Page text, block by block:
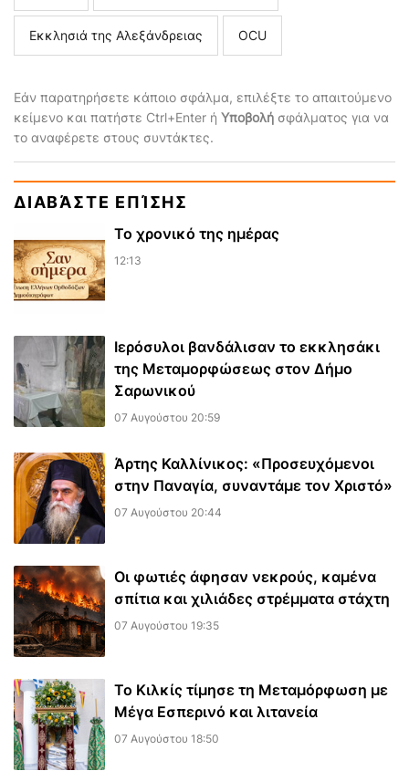
Εκκλησιά της Αλεξάνδρειας ΟCU
Εάν παρατηρήσετε κάποιο σφάλμα, επιλέξτε το απαιτούμενο
κείμενο και πατήστε Ctrl+Enter ή Υποβολή σφάλματος για να
το αναφέρετε στους συντάκτες.
ΔΙΑΒΆΣΤΕ ΕΠΊΣΗΣ
Το χρονικό της ημέρας
12:13
Ιερόσυλοι βανδάλισαν το εκκλησάκι
της Μεταμορφώσεως στον Δήμο
Σαρωνικού
07 Αυγούστου 20:59
Άρτης Καλλίνικος: «Προσευχόμενοι
στην Παναγία, συναντάμε τον Χριστό»
07 Αυγούστου 20:44
Οι φωτιές άφησαν νεκρούς, καμένα
σπίτια και χιλιάδες στρέμματα στάχτη
07 Αυγούστου 19:35
Το Κιλκίς τίμησε τη Μεταμόρφωση με
Μέγα Εσπερινό και λιτανεία
07 Αυγούστου 18:50